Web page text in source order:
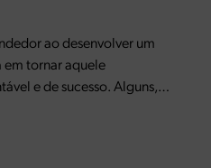
ao desenvolver um
tornar aquele
e de sucesso. Alguns,
sua área de